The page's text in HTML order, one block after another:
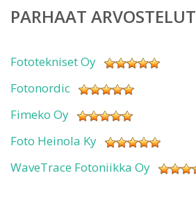
PARHAAT ARVOSTELUT
Fototekniset Oy
Fotonordic
Fimeko Oy
Foto Heinola Ky
WaveTrace Fotoniikka Oy